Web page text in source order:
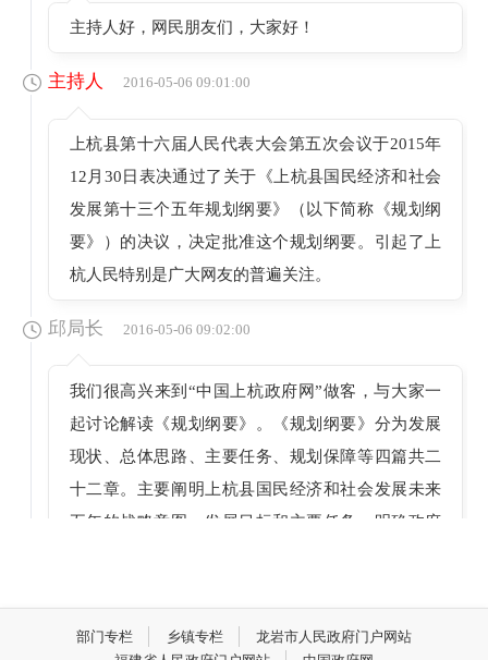
主持人好，网民朋友们，大家好！
主持人 2016-05-06 09:01:00
上杭县第十六届人民代表大会第五次会议于2015年
12月30日表决通过了关于《上杭县国民经济和社会
发展第十三个五年规划纲要》（以下简称《规划纲
要》）的决议，决定批准这个规划纲要。引起了上
杭人民特别是广大网友的普遍关注。
邱局长 2016-05-06 09:02:00
我们很高兴来到“中国上杭政府网”做客，与大家一
起讨论解读《规划纲要》。《规划纲要》分为发展
现状、总体思路、主要任务、规划保障等四篇共二
十二章。主要阐明上杭县国民经济和社会发展未来
五年的战略意图、发展目标和主要任务，明确政府
公共服务职责的重要依据。借此机会，我谨代表县
部门专栏 乡镇专栏
龙岩市人民政府门户网站